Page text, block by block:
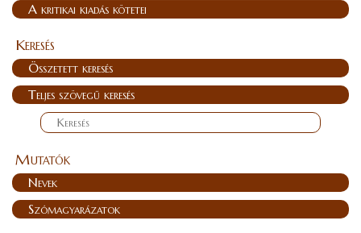
A kritikai kiadás kötetei
Keresés
Összetett keresés
Teljes szövegű keresés
Mutatók
Nevek
Szómagyarázatok